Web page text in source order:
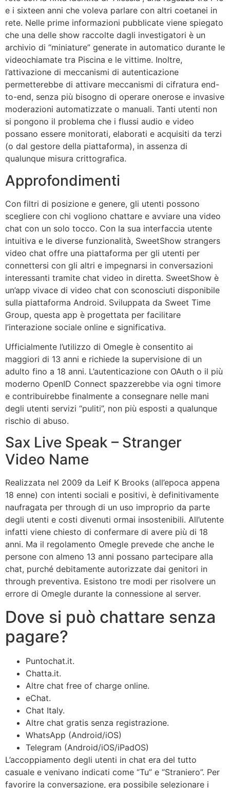
e i sixteen anni che voleva parlare con altri coetanei in
rete. Nelle prime informazioni pubblicate viene spiegato
che una delle show raccolte dagli investigatori è un
archivio di “miniature” generate in automatico durante le
videochiamate tra Piscina e le vittime. Inoltre,
l’attivazione di meccanismi di autenticazione
permetterebbe di attivare meccanismi di cifratura end-
to-end, senza più bisogno di operare onerose e invasive
moderazioni automatizzate o manuali. Tanti utenti non
si pongono il problema che i flussi audio e video
possano essere monitorati, elaborati e acquisiti da terzi
(o dal gestore della piattaforma), in assenza di
qualunque misura crittografica.
Approfondimenti
Con filtri di posizione e genere, gli utenti possono
scegliere con chi vogliono chattare e avviare una video
chat con un solo tocco. Con la sua interfaccia utente
intuitiva e le diverse funzionalità, SweetShow strangers
video chat offre una piattaforma per gli utenti per
connettersi con gli altri e impegnarsi in conversazioni
interessanti tramite chat video in diretta. SweetShow è
un’app vivace di video chat con sconosciuti disponibile
sulla piattaforma Android. Sviluppata da Sweet Time
Group, questa app è progettata per facilitare
l’interazione sociale online e significativa.
Ufficialmente l’utilizzo di Omegle è consentito ai
maggiori di 13 anni e richiede la supervisione di un
adulto fino a 18 anni. L’autenticazione con OAuth o il più
moderno OpenID Connect spazzerebbe via ogni timore
e contribuirebbe finalmente a consegnare nelle mani
degli utenti servizi “puliti”, non più esposti a qualunque
rischio di abuso.
Sax Live Speak – Stranger
Video Name
Realizzata nel 2009 da Leif K Brooks (all’epoca appena
18 enne) con intenti sociali e positivi, è definitivamente
naufragata per through di un uso improprio da parte
degli utenti e costi divenuti ormai insostenibili. All’utente
infatti viene chiesto di confermare di avere più di 18
anni. Ma il regolamento Omegle prevede che anche le
persone con almeno 13 anni possano partecipare alla
chat, purché debitamente autorizzate dai genitori in
through preventiva. Esistono tre modi per risolvere un
errore di Omegle durante la connessione al server.
Dove si può chattare senza
pagare?
Puntochat.it.
Chatta.it.
Altre chat free of charge online.
eChat.
Chat Italy.
Altre chat gratis senza registrazione.
WhatsApp (Android/iOS)
Telegram (Android/iOS/iPadOS)
L’accoppiamento degli utenti in chat era del tutto
casuale e venivano indicati come “Tu” e “Straniero”. Per
favorire la conversazione, era possibile selezionare i